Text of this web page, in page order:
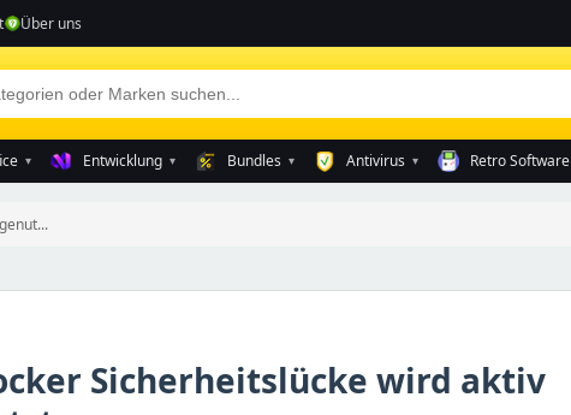
Über uns
▾ Entwicklung ▾ Bundles ▾ Antivirus ▾ Retro Software
Sicherheitslücke wird aktiv